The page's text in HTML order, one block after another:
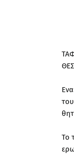
Το